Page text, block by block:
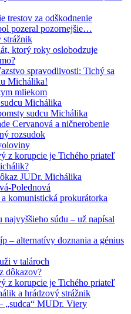
trestov za odškodnenie
pozeral pozornejšie…
strážnik
ktorý roky oslobodzuje
spravodlivosti: Tichý sa
Michálika!
mliekom
Michálika
sudcu Michálika
Cervanová a ničnerobenie
rozsudok
z korupcie je Tichého priateľ
JUDr. Michálika
Polednová
komunistická prokurátorka
najvyššieho súdu – už napísal
– alternatívy doznania a génius
v talároch
dôkazov?
z korupcie je Tichého priateľ
a hrádzový strážnik
„sudca“ MUDr. Viery